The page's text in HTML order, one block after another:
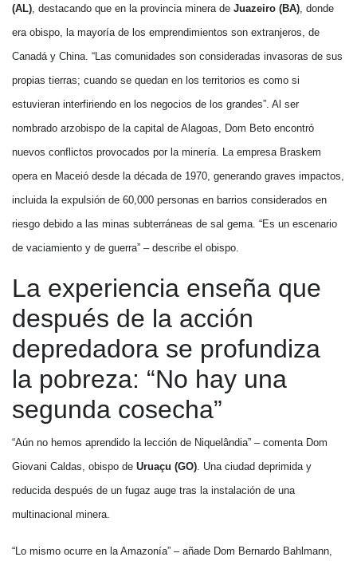
(AL), destacando que en la provincia minera de Juazeiro (BA), donde
era obispo, la mayoría de los emprendimientos son extranjeros, de
Canadá y China. “Las comunidades son consideradas invasoras de sus
propias tierras; cuando se quedan en los territorios es como si
estuvieran interfiriendo en los negocios de los grandes”. Al ser
nombrado arzobispo de la capital de Alagoas, Dom Beto encontró
nuevos conflictos provocados por la minería. La empresa Braskem
opera en Maceió desde la década de 1970, generando graves impactos,
incluida la expulsión de 60,000 personas en barrios considerados en
riesgo debido a las minas subterráneas de sal gema. “Es un escenario
de vaciamiento y de guerra” – describe el obispo.
La experiencia enseña que
después de la acción
depredadora se profundiza
la pobreza: “No hay una
segunda cosecha”
“Aún no hemos aprendido la lección de Niquelândia” – comenta Dom
Giovani Caldas, obispo de Uruaçu (GO). Una ciudad deprimida y
reducida después de un fugaz auge tras la instalación de una
multinacional minera.
“Lo mismo ocurre en la Amazonía” – añade Dom Bernardo Bahlmann,